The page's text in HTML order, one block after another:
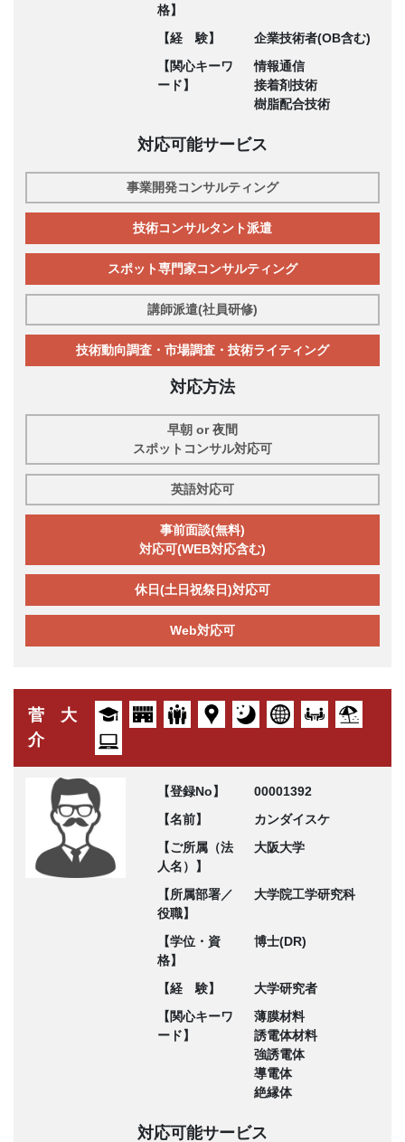
格】
【経 験】
企業技術者(OB含む)
【関心キーワ
ード】
情報通信
接着剤技術
樹脂配合技術
対応可能サービス
事業開発コンサルティング
技術コンサルタント派遣
スポット専門家コンサルティング
講師派遣(社員研修)
技術動向調査・市場調査・技術ライティング
対応方法
早朝 or 夜間
スポットコンサル対応可
英語対応可
事前面談(無料)
対応可(WEB対応含む)
休日(土日祝祭日)対応可
Web対応可
菅 大
介
【登録No】
00001392
【名前】
カンダイスケ
【ご所属（法
人名）】
大阪大学
【所属部署／
役職】
大学院工学研究科
【学位・資
格】
博士(DR)
【経 験】
大学研究者
【関心キーワ
ード】
薄膜材料
誘電体材料
強誘電体
導電体
絶縁体
対応可能サービス